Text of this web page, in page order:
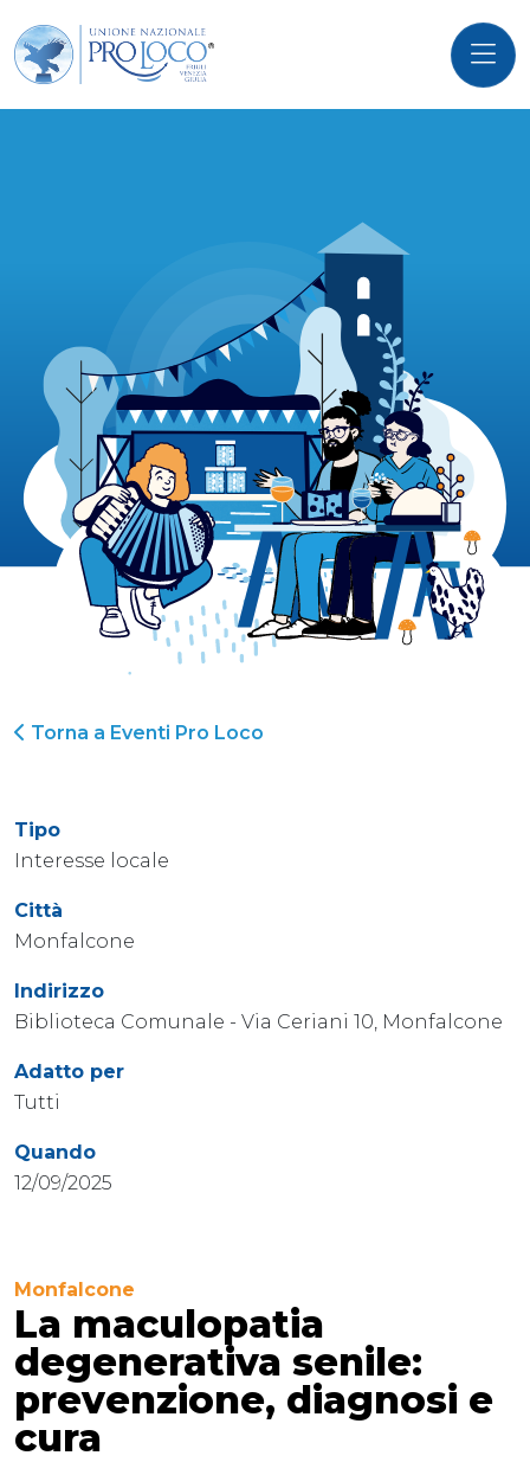
Torna a Eventi Pro Loco
Tipo
Interesse locale
Città
Monfalcone
Indirizzo
Biblioteca Comunale - Via Ceriani 10, Monfalcone
Adatto per
Tutti
Quando
12/09/2025
Monfalcone
La maculopatia
degenerativa senile:
prevenzione, diagnosi e
cura